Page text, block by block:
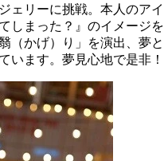
ェリーに挑戦。本人のアイ
しまった？』のイメージを
（かげ）り」を演出、夢と
います。夢見心地で是非！